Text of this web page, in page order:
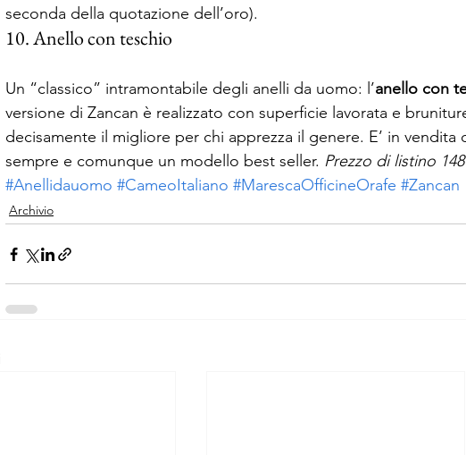
seconda della quotazione dell’oro).
10. Anello con teschio
Un “classico” intramontabile degli anelli da uomo: l’anello con
versione di Zancan è realizzato con superficie lavorata e
decisamente il migliore per chi apprezza il genere. E’ in vendita
sempre e comunque un modello best seller. Prezzo di listino
#Anellidauomo #CameoItaliano #MarescaOfficineOrafe #Zancan
Archivio